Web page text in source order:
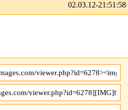
02.03.12-21:51:58